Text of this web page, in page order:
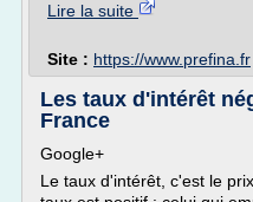
Lire la suite
Site : https://www.prefina.fr
Les taux d'intérêt
France
Google+
Le taux d'intérêt, c'est le